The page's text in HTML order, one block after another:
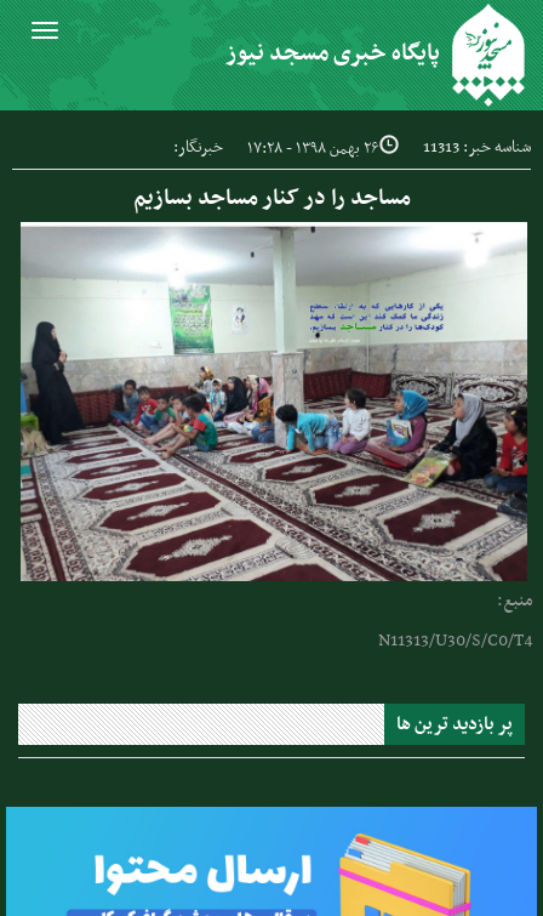
پایگاه خبری مسجد نیوز
Toggle
شناسه خبر: 11313 ۲۶ بهمن ۱۳۹۸ - ۱۷:۲۸ خبرنگار:
مساجد را در کنار مساجد بسازیم
منبع:
N11313/U30/S/C0/T4
پر بازدید ترین ها